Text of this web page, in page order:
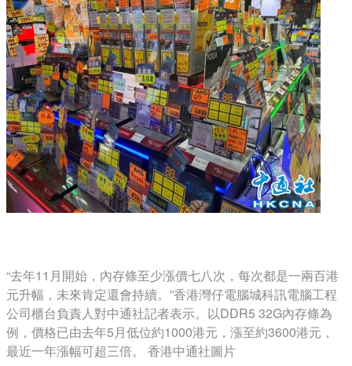
“去年11月開始，內存條至少漲價七八次，每次都是一兩百港
元升幅，未來肯定還會持續。”香港灣仔電腦城科訊電腦工程
公司櫃台負責人對中通社記者表示。以DDR5 32G內存條為
例，價格已由去年5月低位約1000港元，漲至約3600港元，
最近一年漲幅可超三倍。 香港中通社圖片